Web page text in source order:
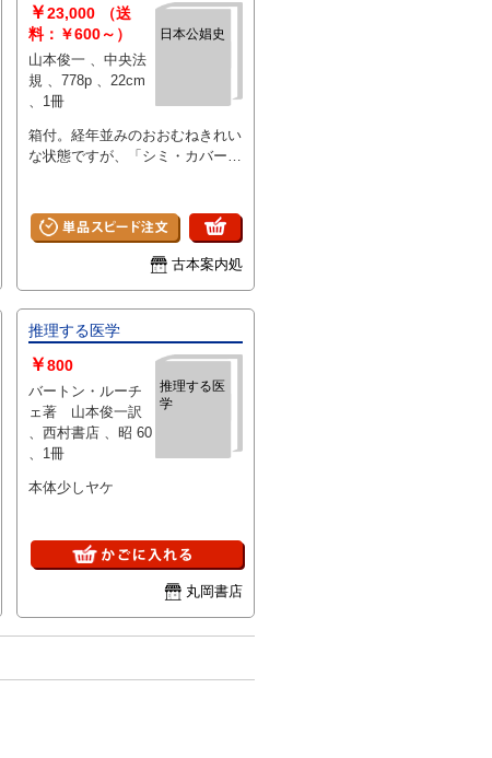
日本公娼史
￥23,000
（送
料：￥600～）
山本俊一 、中央法
規 、778p 、22cm
、1冊
箱付。経年並みのおおむねきれい
な状態ですが、「シミ・カバーの
古本案内処
推理する医学
推理する医
学
￥800
バートン・ルーチ
ェ著 山本俊一訳
、西村書店 、昭 60
、1冊
本体少しヤケ
丸岡書店